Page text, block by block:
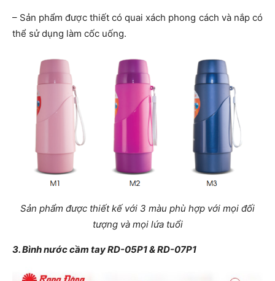
– Sản phẩm được thiết có quai xách phong cách và nắp có
thể sử dụng làm cốc uống.
Sản phẩm được thiết kế với 3 màu phù hợp với mọi đối
tượng và mọi lứa tuổi
3. Bình nước cầm tay RD-05P1 & RD-07P1